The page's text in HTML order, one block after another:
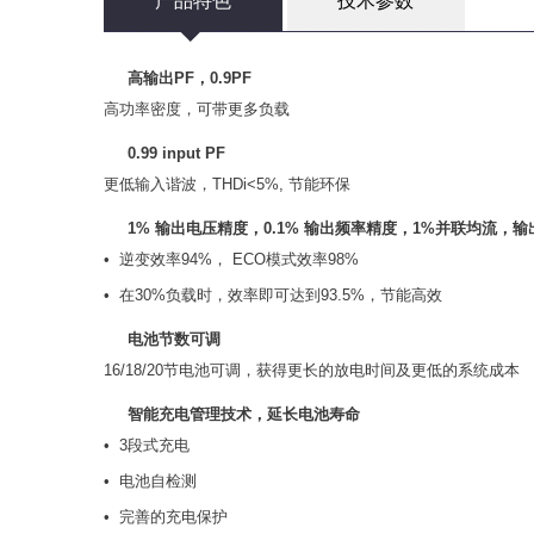
高输出PF，0.9PF
高功率密度，可带更多负载
0.99 input PF
更低输入谐波，THDi<5%, 节能环保
1% 输出电压精度，0.1% 输出频率精度，1%并联均流，输
• 逆变效率94%， ECO模式效率98%
• 在30%负载时，效率即可达到93.5%，节能高效
电池节数可调
16/18/20节电池可调，获得更长的放电时间及更低的系统成本
智能充电管理技术，延长电池寿命
• 3段式充电
• 电池自检测
• 完善的充电保护